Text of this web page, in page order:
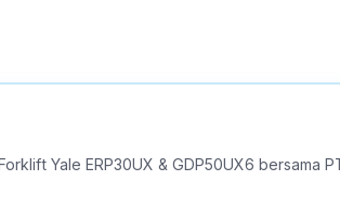
Forklift Yale ERP30UX & GDP50UX6 bersama